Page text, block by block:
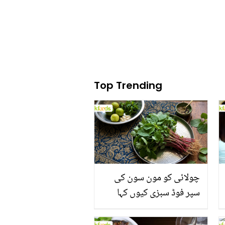
Top Trending
چولائی کو مون سون کی
سپر فوڈ سبزی کیوں کہا